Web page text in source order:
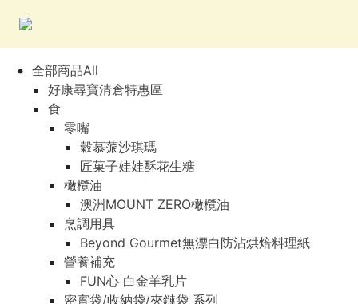
全部商品All
好康尋寶清倉特惠區
食
零嘴
穀慕蒎沙琪瑪
匠菓子娃娃酥花生糖
橄欖油
澳洲MOUNT ZERO橄欖油
烹調用具
Beyond Gourmet無漂白防沾烘焙料理紙
營養補充
FUN心 白金羊乳片
密實袋/收納袋/夾鏈袋 系列